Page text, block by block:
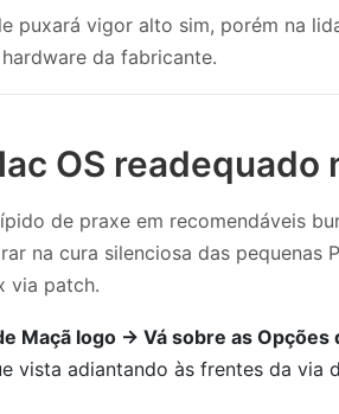
puxará vigor alto sim, porém na
da fabricante.
OS
de praxe em recomendáveis
na cura silenciosa das
via patch.
Maçã logo → Vá sobre as Opções
vista adiantando às frentes da via